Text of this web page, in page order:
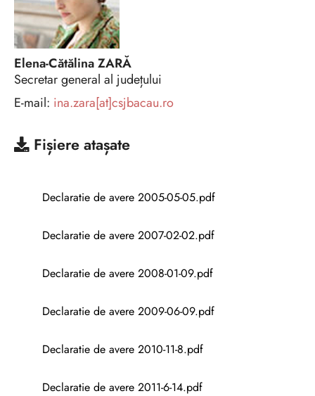
Elena-Cătălina ZARĂ
Secretar general al județului
E-mail: ina.zara[at]csjbacau.ro
Fișiere atașate
Declaratie de avere 2005-05-05.pdf
Declaratie de avere 2007-02-02.pdf
Declaratie de avere 2008-01-09.pdf
Declaratie de avere 2009-06-09.pdf
Declaratie de avere 2010-11-8.pdf
Declaratie de avere 2011-6-14.pdf